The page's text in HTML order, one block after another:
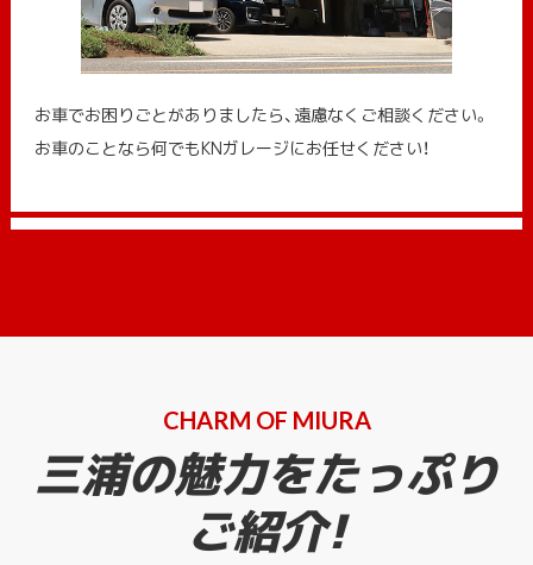
お車でお困りごとがありましたら、遠慮なくご相談ください。
お車のことなら何でもKNガレージにお任せください！
CHARM OF MIURA
三浦の魅力をたっぷり
ご紹介!